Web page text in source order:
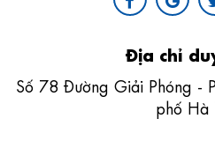
Địa chỉ
Số 78 Đường Giải Phóng -
phố Hà